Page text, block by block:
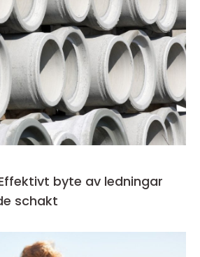
byte av ledningar
schakt